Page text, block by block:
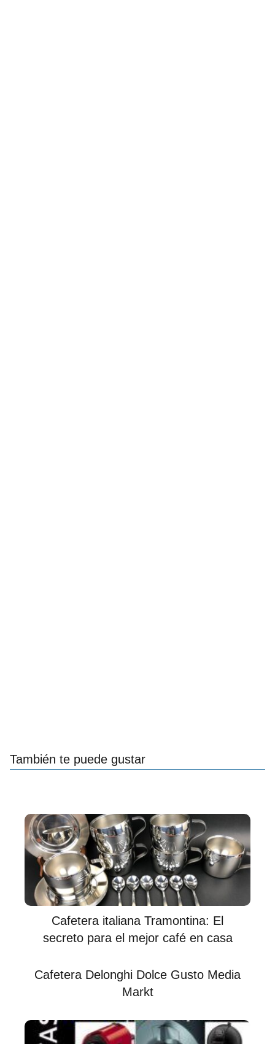
También te puede gustar
Cafetera italiana Tramontina: El
secreto para el mejor café en casa
Cafetera Delonghi Dolce Gusto Media
Markt